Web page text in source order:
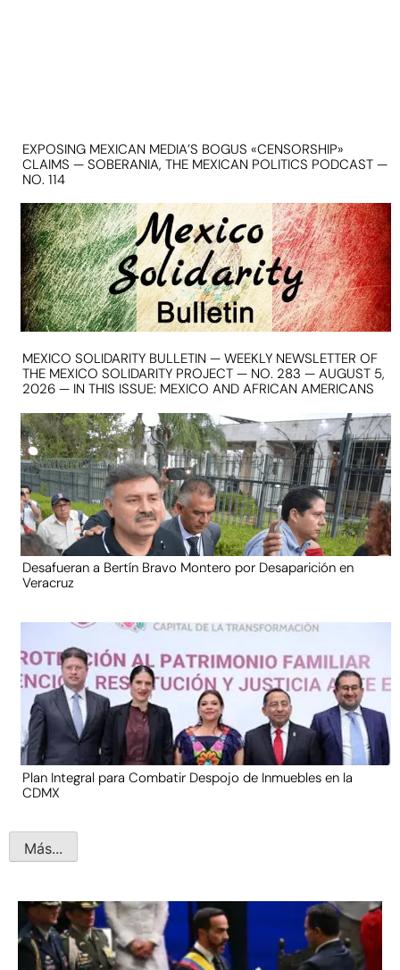
EXPOSING MEXICAN MEDIA’S BOGUS «CENSORSHIP»
CLAIMS — SOBERANIA, THE MEXICAN POLITICS PODCAST —
NO. 114
MEXICO SOLIDARITY BULLETIN — WEEKLY NEWSLETTER OF
THE MEXICO SOLIDARITY PROJECT — NO. 283 — AUGUST 5,
2026 — IN THIS ISSUE: MEXICO AND AFRICAN AMERICANS
Desafueran a Bertín Bravo Montero por Desaparición en
Veracruz
Plan Integral para Combatir Despojo de Inmuebles en la
CDMX
Más...